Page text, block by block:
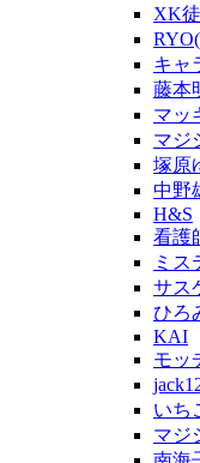
XK
キャ
藤本
マッ
マジ
塚原
中野
H&S
看護
ミス
サス
ひろ
KAI
モッ
いち
マジ